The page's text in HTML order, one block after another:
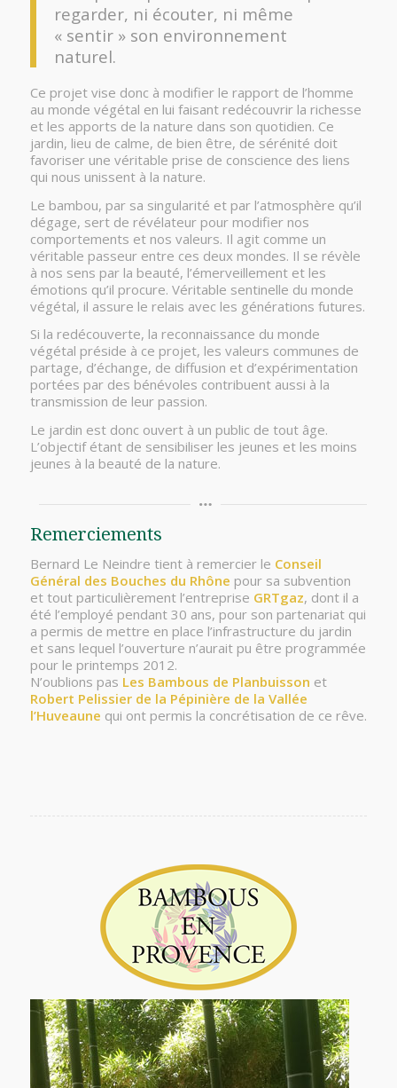
regarder, ni écouter, ni même
« sentir » son environnement
naturel.
Ce projet vise donc à modifier le rapport de l’homme
au monde végétal en lui faisant redécouvrir la richesse
et les apports de la nature dans son quotidien. Ce
jardin, lieu de calme, de bien être, de sérénité doit
favoriser une véritable prise de conscience des liens
qui nous unissent à la nature.
Le bambou, par sa singularité et par l’atmosphère qu’il
dégage, sert de révélateur pour modifier nos
comportements et nos valeurs. Il agit comme un
véritable passeur entre ces deux mondes. Il se révèle
à nos sens par la beauté, l’émerveillement et les
émotions qu’il procure. Véritable sentinelle du monde
végétal, il assure le relais avec les générations futures.
Si la redécouverte, la reconnaissance du monde
végétal préside à ce projet, les valeurs communes de
partage, d’échange, de diffusion et d’expérimentation
portées par des bénévoles contribuent aussi à la
transmission de leur passion.
Le jardin est donc ouvert à un public de tout âge.
L’objectif étant de sensibiliser les jeunes et les moins
jeunes à la beauté de la nature.
Remerciements
Bernard Le Neindre tient à remercier le Conseil
Général des Bouches du Rhône pour sa subvention
et tout particulièrement l’entreprise GRTgaz, dont il a
été l’employé pendant 30 ans, pour son partenariat qui
a permis de mettre en place l’infrastructure du jardin
et sans lequel l’ouverture n’aurait pu être programmée
pour le printemps 2012.
N’oublions pas Les Bambous de Planbuisson et
Robert Pelissier de la Pépinière de la Vallée
l’Huveaune qui ont permis la concrétisation de ce rêve.